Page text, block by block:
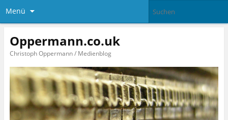
Menü
Oppermann.co.uk
Christoph Oppermann / Medienblog